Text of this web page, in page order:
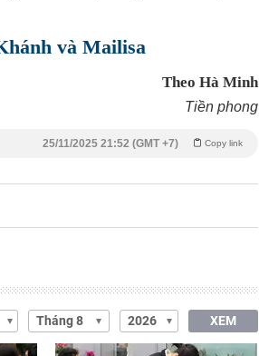
và Mailisa
Theo Hà Minh
Tiền phong
Copy link
25/11/2025 21:52 (GMT +7)
XEM